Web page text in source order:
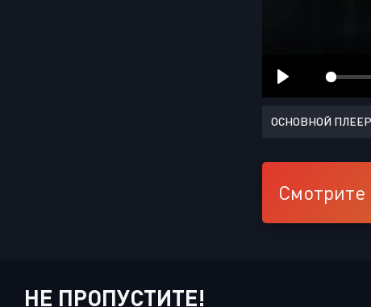
ОСНОВНОЙ ПЛЕЕР
Смотрите
НЕ ПРОПУСТИТЕ!